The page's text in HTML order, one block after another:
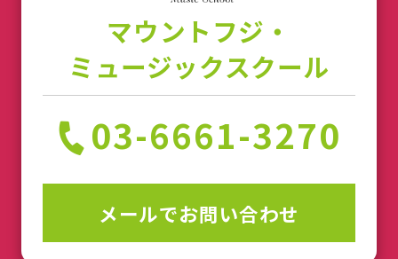
マウントフジ・
ミュージックスクール
03-6661-3270
メールでお問い合わせ